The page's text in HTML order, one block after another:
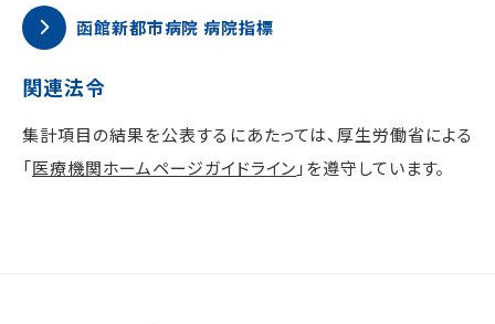
函館新都市病院 病院指標
関連法令
集計項目の結果を公表するにあたっては、厚生労働省による
「医療機関ホームページガイドライン 」を遵守しています。